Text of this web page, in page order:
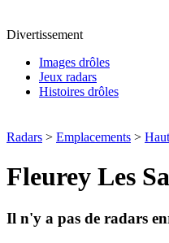
Divertissement
Images drôles
Jeux radars
Histoires drôles
Radars > Emplacements >
Fleurey Les
Il n'y a pas de radars